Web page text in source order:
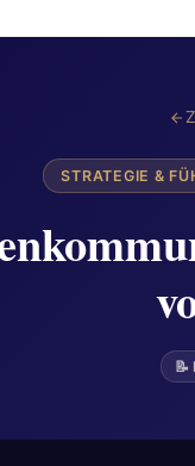
STRATEGIE &
📝